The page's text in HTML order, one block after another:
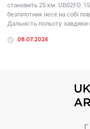
становить 25 км. UB82FО:
безпілотник несе на собі
Дальність польоту завдяки
08.07.2026